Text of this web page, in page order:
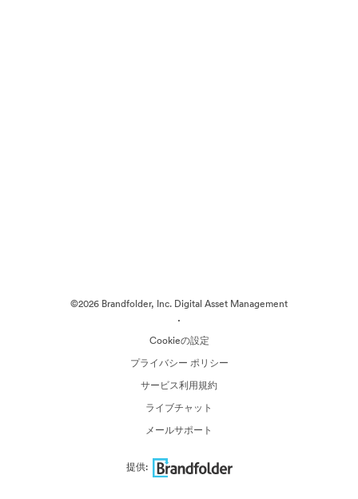
©2026 Brandfolder, Inc. Digital Asset Management
·
Cookieの設定
プライバシー ポリシー
サービス利用規約
ライブチャット
メールサポート
提供: